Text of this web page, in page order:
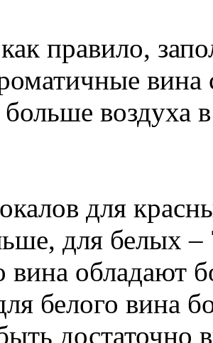
правило,
воздуха
для
для белых
вина обладают
белого вина
достаточно